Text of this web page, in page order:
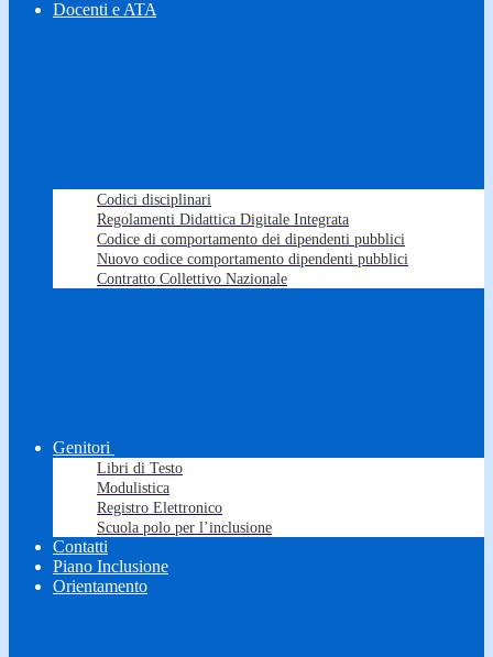
Docenti e ATA
Codici disciplinari
Regolamenti Didattica Digitale Integrata
Codice di comportamento dei dipendenti pubblici
Nuovo codice comportamento dipendenti pubblici
Contratto Collettivo Nazionale
Genitori
Libri di Testo
Modulistica
Registro Elettronico
Scuola polo per l’inclusione
Contatti
Piano Inclusione
Orientamento